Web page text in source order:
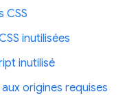
CSS
inutilisées
inutilisé
origines requises